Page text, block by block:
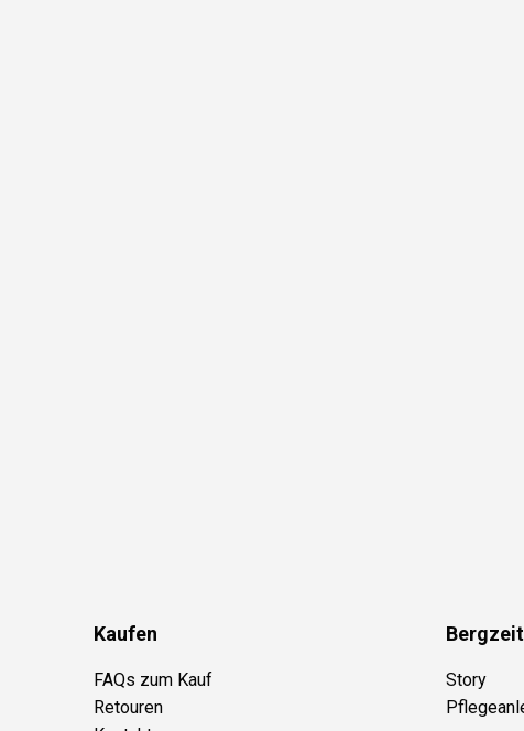
Kaufen
FAQs zum Kauf
Retouren
Bergzeit
Story